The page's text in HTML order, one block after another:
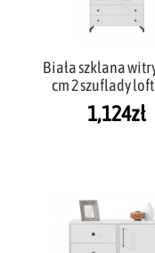
Biała szklana
cm 2 szuflady
1,124zł